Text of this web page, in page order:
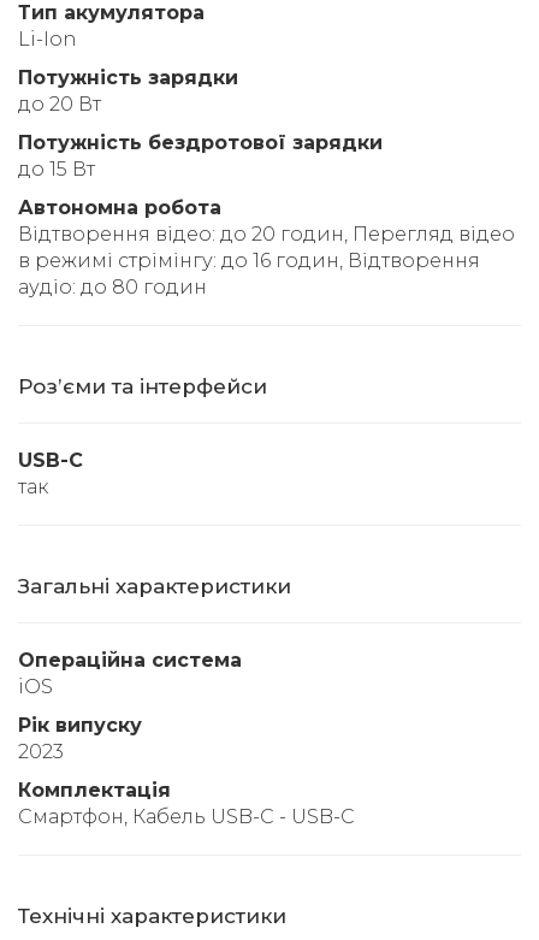
Тип акумулятора
Li-Ion
Потужність зарядки
до 20 Вт
Потужність бездротової зарядки
до 15 Вт
Автономна робота
Відтворення відео: до 20 годин, Перегляд відео
в режимі стрімінгу: до 16 годин, Відтворення
аудіо: до 80 годин
Розʼєми та інтерфейси
USB-C
так
Загальні характеристики
Операційна система
iOS
Рік випуску
2023
Комплектація
Смартфон, Кабель USB-C - USB-C
Технічні характеристики